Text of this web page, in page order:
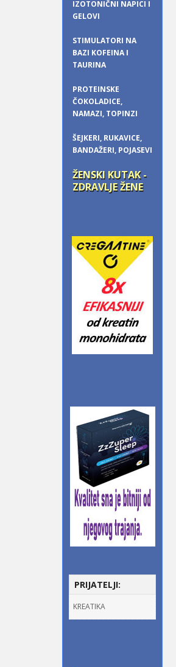
IZOTONIČNI NAPICI I
GELOVI
STIMULATORI NA
BAZI KOFEINA I
TAURINA
PROTEINSKE
ČOKOLADICE,
NAMAZI, TOPINZI
ŠEJKERI, RUKAVICE,
BANDAŽERI, POJASEVI
ŽENSKI KUTAK -
ZDRAVLJE ŽENE
PRIJATELJI:
KREATIKA